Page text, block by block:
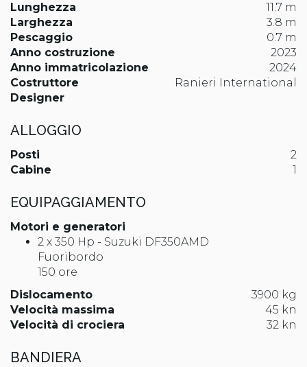
Lunghezza
11.7 m
Larghezza
3.8 m
Pescaggio
0.7 m
Anno costruzione
2023
Anno immatricolazione
2024
Costruttore
Ranieri International
Designer
ALLOGGIO
Posti
2
Cabine
1
EQUIPAGGIAMENTO
Motori e generatori
2 x 350 Hp - Suzuki DF350AMD
Fuoribordo
150 ore
Dislocamento
3900 kg
Velocità massima
45 kn
Velocità di crociera
32 kn
BANDIERA